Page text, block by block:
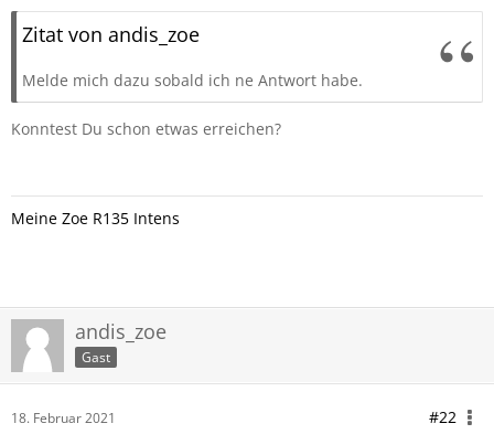
Zitat von andis_zoe
Melde mich dazu sobald ich ne Antwort habe.
Konntest Du schon etwas erreichen?
Meine Zoe R135 Intens
andis_zoe
Gast
18. Februar 2021 #22